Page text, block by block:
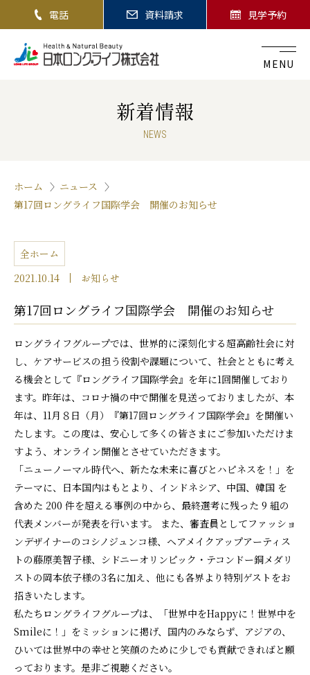
電話 資料請求 見学予約
MENU
新着情報
NEWS
ホーム
ニュース
第17回ロングライフ国際学会 開催のお知らせ
全ホーム
2021.10.14
お知らせ
第17回ロングライフ国際学会 開催のお知らせ
ロングライフグループでは、世界的に深刻化する超高齢社会に対
し、ケアサービスの担う役割や課題について、社会とともに考え
る機会として『ロングライフ国際学会』を年に1回開催しており
ます。昨年は、コロナ禍の中で開催を見送っておりましたが、本
年は、11月８日（月）『第17回ロングライフ国際学会』を開催い
たします。この度は、安心して多くの皆さまにご参加いただけま
すよう、オンライン開催とさせていただきます。
「ニューノーマル時代へ、新たな未来に喜びとハピネスを！」を
テーマに、日本国内はもとより、インドネシア、中国、韓国 を
含めた 200 件を超える事例の中から、最終選考に残った 9 組の
代表メンバーが発表を行います。 また、審査員としてファッショ
ンデザイナーのコシノジュンコ様、ヘアメイクアップアーティス
トの藤原美智子様、シドニーオリンピック・テコンドー銅メダリ
ストの岡本依子様の3名に加え、他にも各界より特別ゲストをお
招きいたします。
私たちロングライフグループは、「世界中をHappyに！世界中を
Smileに！」をミッションに掲げ、国内のみならず、アジアの、
ひいては世界中の幸せと笑顔のために少しでも貢献できればと願
っております。是非ご視聴ください。